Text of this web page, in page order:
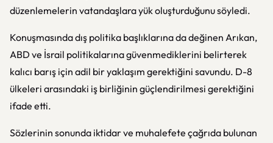
düzenlemelerin vatandaşlara yük oluşturduğunu söyledi.
Konuşmasında dış politika başlıklarına da değinen Arıkan,
ABD ve İsrail politikalarına güvenmediklerini belirterek
kalıcı barış için adil bir yaklaşım gerektiğini savundu. D-8
ülkeleri arasındaki iş birliğinin güçlendirilmesi gerektiğini
ifade etti.
Sözlerinin sonunda iktidar ve muhalefete çağrıda bulunan